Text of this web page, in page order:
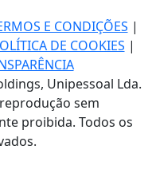
E CONDIÇÕES |
DE COOKIES |
Unipessoal Lda.
sem
proibida. Todos os